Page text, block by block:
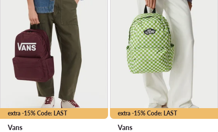
extra -15% Code: LAST
Vans
extra -15% Code: LAST
Vans